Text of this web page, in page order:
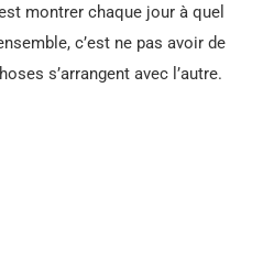
montrer chaque jour à quel
c’est ne pas avoir de
s’arrangent avec l’autre.